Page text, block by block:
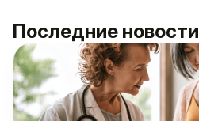
Последние новости